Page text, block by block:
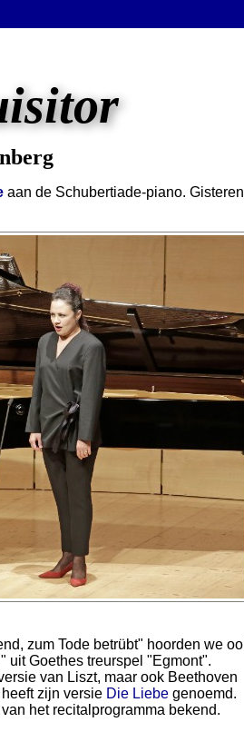
aan de Schubertiade-piano. Gisteren
zum Tode betrübt" hoorden we
uit Goethes treurspel "Egmont".
van Liszt, maar ook Beethoven
zijn versie Die Liebe genoemd.
het recitalprogramma bekend.